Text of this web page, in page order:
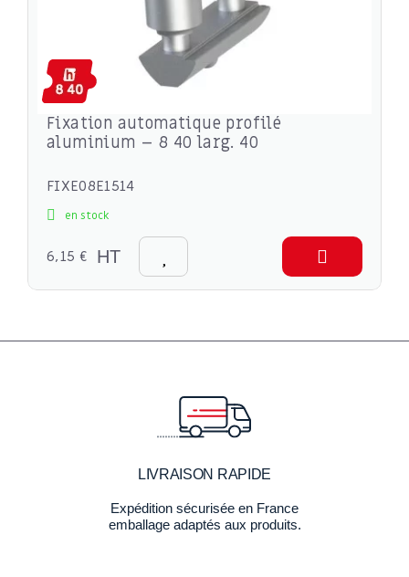
Fixation automatique profilé
aluminium – 8 40 larg. 40
FIXE08E1514
en stock
6,15 € HT
LIVRAISON RAPIDE
Expédition sécurisée en France
emballage adaptés aux produits.